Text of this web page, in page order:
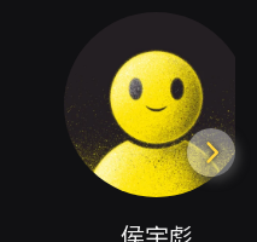
身為台北青年管樂團
心，長期建立起紮實的
橫跨大專院校音樂系
演奏者，既有專業訓練
角，使樂團在音色、
活力與音樂深度。本